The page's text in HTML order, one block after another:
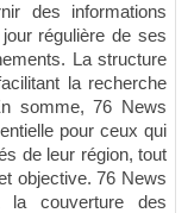
des informations
régulière de ses
La structure
la recherche
somme, 76 News
pour ceux qui
de leur région, tout
objective. 76 News
couverture des